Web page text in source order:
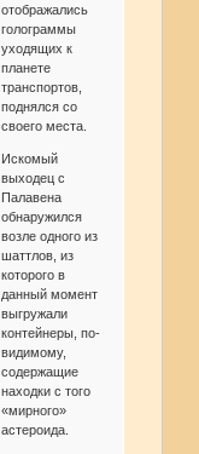
отображались
голограммы
уходящих к
планете
транспортов,
поднялся со
своего места.
Искомый
выходец с
Палавена
обнаружился
возле одного из
шаттлов, из
которого в
данный момент
выгружали
контейнеры, по-
видимому,
содержащие
находки с того
«мирного»
астероида.